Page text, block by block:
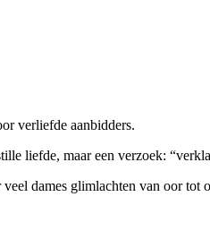
verliefde aanbidders.
liefde, maar een verzoek:
dames glimlachten van oor